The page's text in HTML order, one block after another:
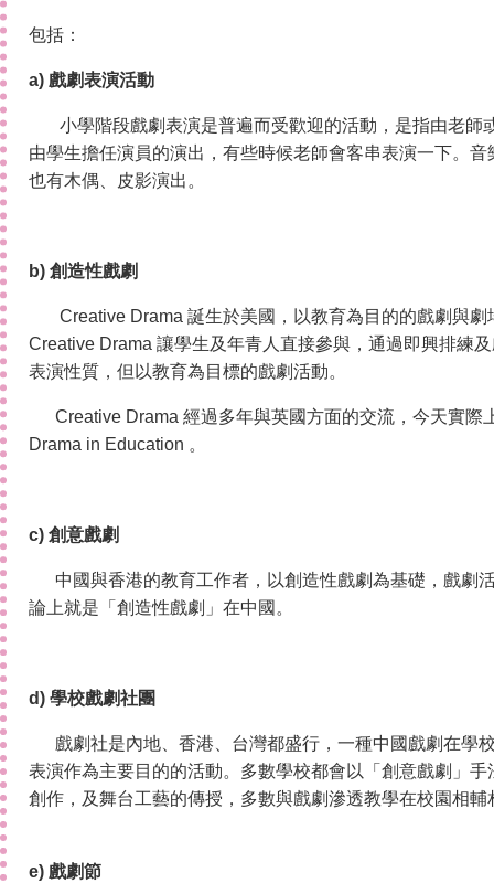
包括：
a) 戲劇表演活動
小學階段戲劇表演是普遍而受歡迎的活動，是指由老師
由學生擔任演員的演出，有些時候老師會客串表演一下。
也有木偶、皮影演出。
b) 創造性戲劇
Creative Drama 誕生於美國，以教育為目的的戲劇與
Creative Drama 讓學生及年青人直接參與，通過即興排練
表演性質，但以教育為目標的戲劇活動。
Creative Drama 經過多年與英國方面的交流，今天實際
Drama in Education 。
c) 創意戲劇
中國與香港的教育工作者，以創造性戲劇為基礎，戲劇
論上就是「創造性戲劇」在中國。
d) 學校戲劇社團
戲劇社是內地、香港、台灣都盛行，一種中國戲劇在學
表演作為主要目的的活動。多數學校都會以「創意戲劇」
創作，及舞台工藝的傳授，多數與戲劇滲透教學在校園相輔
e) 戲劇節